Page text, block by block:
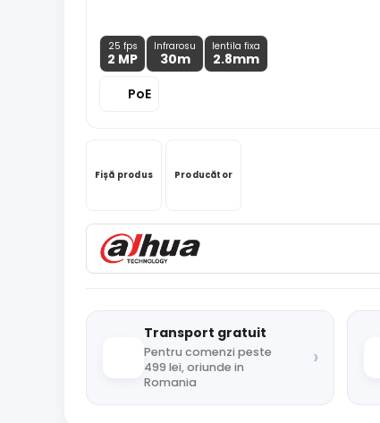
25 fps
2 MP
Infrarosu
30m
lentila fixa
2.8mm
PoE
Fișă produs Producător
Transport gratuit
Pentru comenzi peste
499 lei, oriunde in
Romania
›